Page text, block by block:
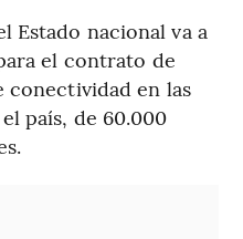
Estado nacional va a
el contrato de
en las
país, de 60.000